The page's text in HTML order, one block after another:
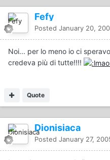
Fefy
Posted January 20,
Noi... per lo meno io ci
credeva più di tutte!!!!
Quote
Dionisiaca
Posted January 27,